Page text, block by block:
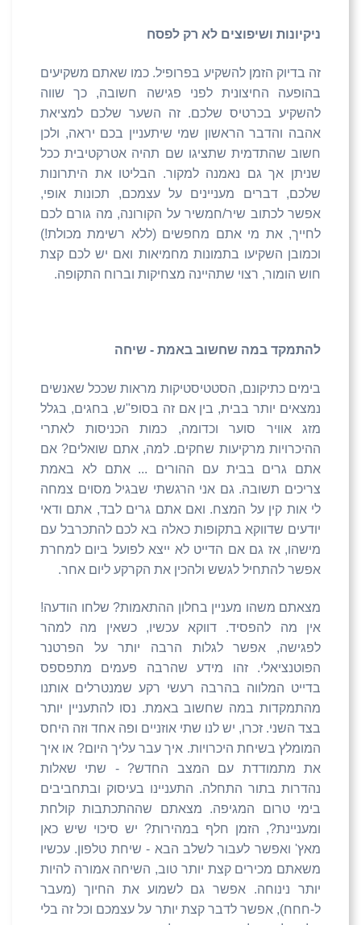
ניקיונות ושיפוצים לא רק לפסח
זה בדיוק הזמן להשקיע בפרופיל. כמו שאתם משקיעים
בהופעה החיצונית לפני פגישה חשובה, כך שווה
להשקיע בכרטיס שלכם. זה השער שלכם למציאת
אהבה והדבר הראשון שמי שיתעניין בכם יראה, ולכן
חשוב שהתדמית שתציגו שם תהיה אטרקטיבית ככל
שניתן אך גם נאמנה למקור. הבליטו את היתרונות
שלכם, דברים מעניינים על עצמכם, תכונות אופי,
אפשר לכתוב שיר/חמשיר על הקורונה, מה גורם לכם
לחייך, את מי אתם מחפשים (ללא רשימת מכולת!)
וכמובן השקיעו בתמונות מחמיאות ואם יש לכם קצת
חוש הומור, רצוי שתהיינה מצחיקות וברוח התקופה.
להתמקד במה שחשוב באמת - שיחה
בימים כתיקונם, הסטטיסטיקות מראות שככל שאנשים
נמצאים יותר בבית, בין אם זה בסופ"ש, בחגים, בגלל
מזג אוויר סוער וכדומה, כמות הכניסות לאתרי
ההיכרויות מרקיעות שחקים. למה, אתם שואלים? אם
אתם גרים בבית עם ההורים ... אתם לא באמת
צריכים תשובה. גם אני הרגשתי שבגיל מסוים צמחה
לי אות קין על המצח. ואם אתם גרים לבד, אתם ודאי
יודעים שדווקא בתקופות כאלה בא לכם להתכרבל עם
מישהו, אז גם אם הדייט לא ייצא לפועל ביום למחרת
אפשר להתחיל לגשש ולהכין את הקרקע ליום אחר.
מצאתם משהו מעניין בחלון ההתאמות? שלחו הודעה!
אין מה להפסיד. דווקא עכשיו, כשאין מה למהר
לפגישה, אפשר לגלות הרבה יותר על הפרטנר
הפוטנציאלי. זהו מידע שהרבה פעמים מתפספס
בדייט המלווה בהרבה רעשי רקע שמנטרלים אותנו
מהתמקדות במה שחשוב באמת. נסו להתעניין יותר
בצד השני. זכרו, יש לנו שתי אוזניים ופה אחד וזה היחס
המומלץ בשיחת היכרויות. איך עבר עליך היום? או איך
את מתמודדת עם המצב החדש? - שתי שאלות
נהדרות בתור התחלה. התעניינו בעיסוק ובתחביבים
בימי טרום המגיפה. מצאתם שההתכתבות קולחת
ומעניינת?, הזמן חלף במהירות? יש סיכוי שיש כאן
מאץ' ואפשר לעבור לשלב הבא - שיחת טלפון. עכשיו
משאתם מכירים קצת יותר טוב, השיחה אמורה להיות
יותר נינוחה. אפשר גם לשמוע את החיוך (מעבר
ל-חחח), אפשר לדבר קצת יותר על עצמכם וכל זה בלי